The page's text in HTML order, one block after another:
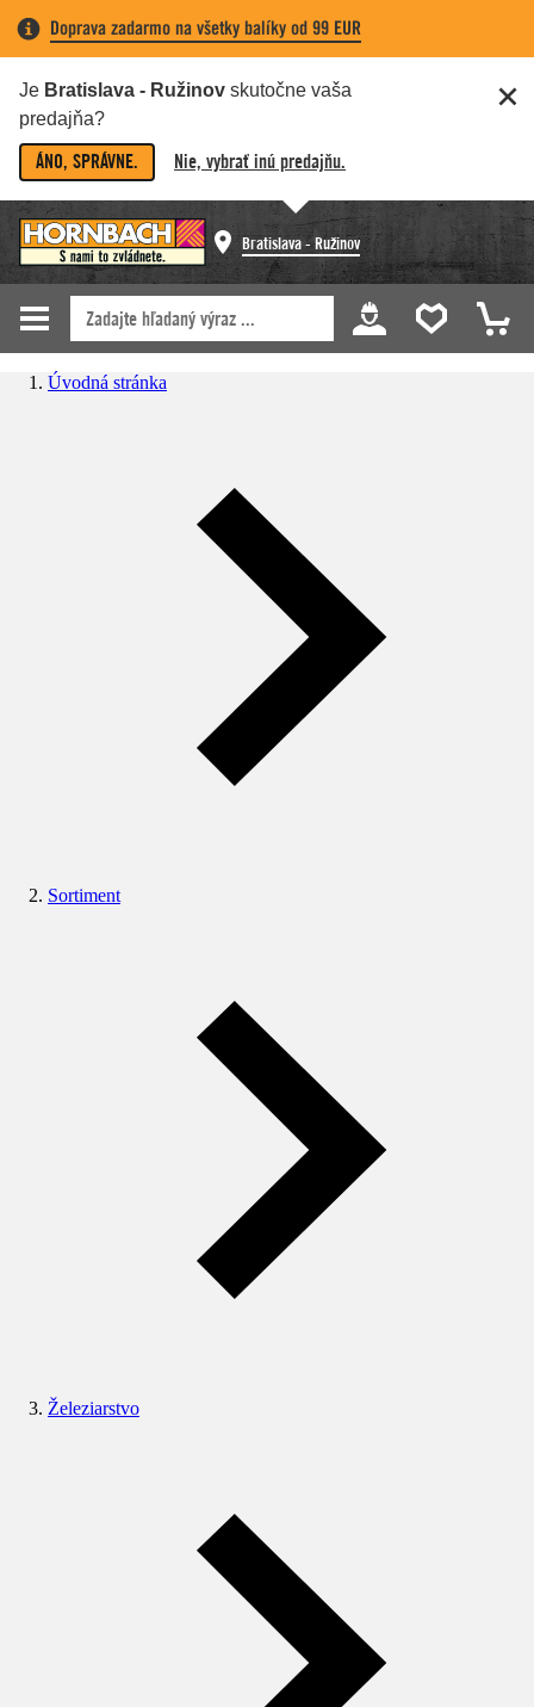
Doprava zadarmo na všetky balíky od 99 EUR
Je Bratislava - Ružinov skutočne vaša
predajňa?
ÁNO, SPRÁVNE. Nie, vybrať inú predajňu.
Bratislava - Ružinov
Úvodná stránka
Sortiment
Železiarstvo